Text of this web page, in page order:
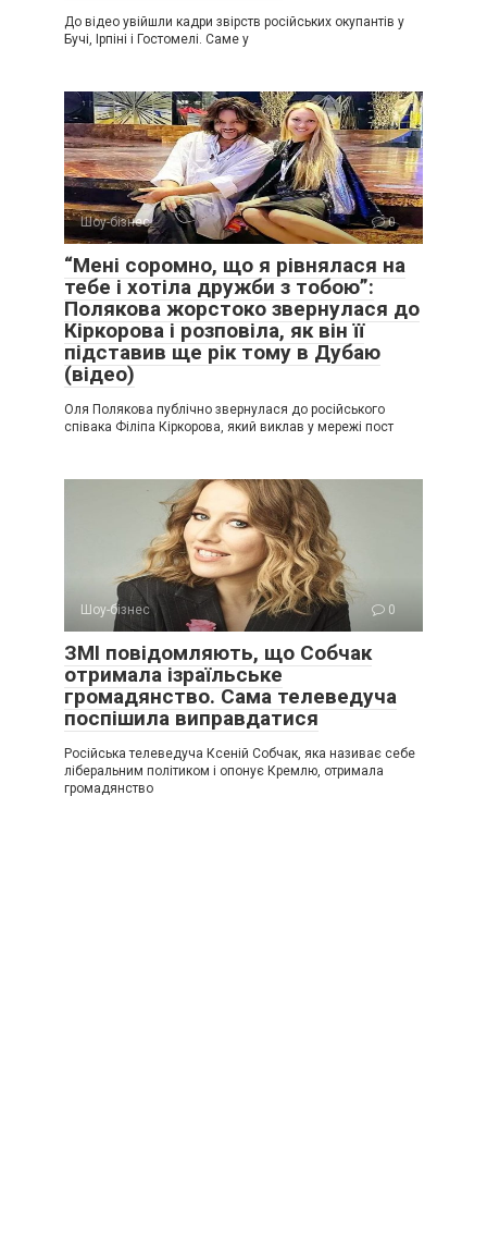
До відео увійшли кадри звірств російських окупантів у
Бучі, Ірпіні і Гостомелі. Саме у
Шоу-бізнес 0
“Мені соромно, що я рівнялася на
тебе і хотіла дружби з тобою”:
Полякова жорстоко звернулася до
Кіркорова і розповіла, як він її
підставив ще рік тому в Дубаю
(відео)
Оля Полякова публічно звернулася до російського
співака Філіпа Кіркорова, який виклав у мережі пост
Шоу-бізнес 0
ЗМІ повідомляють, що Собчак
отримала ізраїльське
громадянство. Сама телеведуча
поспішила виправдатися
Російська телеведуча Ксеній Собчак, яка називає себе
ліберальним політиком і опонує Кремлю, отримала
громадянство